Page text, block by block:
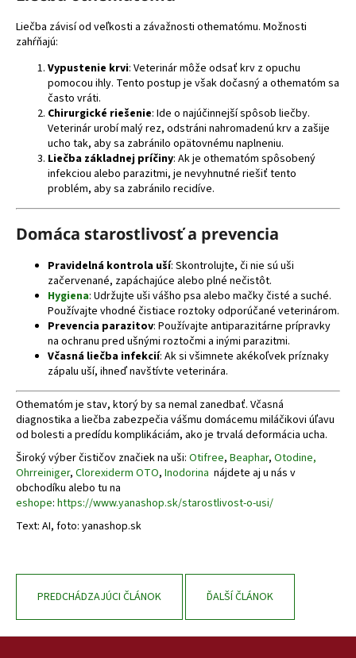
Liečba závisí od veľkosti a závažnosti othematómu. Možnosti
zahŕňajú:
Vypustenie krvi: Veterinár môže odsať krv z opuchu
pomocou ihly. Tento postup je však dočasný a othematóm sa
často vráti.
Chirurgické riešenie: Ide o najúčinnejší spôsob liečby.
Veterinár urobí malý rez, odstráni nahromadenú krv a zašije
ucho tak, aby sa zabránilo opätovnému naplneniu.
Liečba základnej príčiny: Ak je othematóm spôsobený
infekciou alebo parazitmi, je nevyhnutné riešiť tento
problém, aby sa zabránilo recidíve.
Domáca starostlivosť a prevencia
Pravidelná kontrola uší: Skontrolujte, či nie sú uši
začervenané, zapáchajúce alebo plné nečistôt.
Hygiena: Udržujte uši vášho psa alebo mačky čisté a suché.
Používajte vhodné čistiace roztoky odporúčané veterinárom.
Prevencia parazitov: Používajte antiparazitárne prípravky
na ochranu pred ušnými roztočmi a inými parazitmi.
Včasná liečba infekcií: Ak si všimnete akékoľvek príznaky
zápalu uší, ihneď navštívte veterinára.
Othematóm je stav, ktorý by sa nemal zanedbať. Včasná
diagnostika a liečba zabezpečia vášmu domácemu miláčikovi úľavu
od bolesti a predídu komplikáciám, ako je trvalá deformácia ucha.
Široký výber čističov značiek na uši: Otifree, Beaphar, Otodine,
Ohrreiniger, Clorexiderm OTO, Inodorina nájdete aj u nás v
obchodíku alebo tu na
eshope: https://www.yanashop.sk/starostlivost-o-usi/
Text: AI, foto: yanashop.sk
PREDCHÁDZAJÚCI ČLÁNOK ĎALŠÍ ČLÁNOK
NUEVO
DOG
ADULT
KONZERVA
JAHŇA
ZEMIAKY
€3,70
Z